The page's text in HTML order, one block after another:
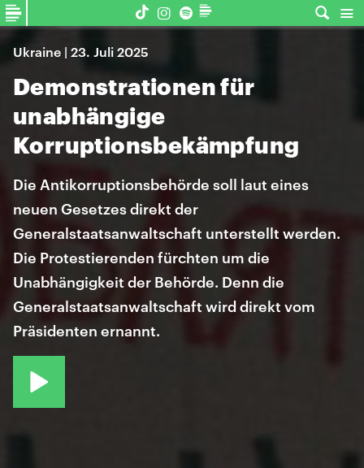
Ukraine | 23. Juli 2025
Demonstrationen für
unabhängige
Korruptionsbekämpfung
Die Antikorruptionsbehörde soll laut eines
neuen Gesetzes direkt der
Generalstaatsanwaltschaft unterstellt werden.
Die Protestierenden fürchten um die
Unabhängigkeit der Behörde. Denn die
Generalstaatsanwaltschaft wird direkt vom
Präsidenten ernannt.